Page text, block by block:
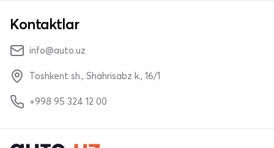
Kontaktlar
info@auto.uz
Toshkent sh., Shahrisabz k., 16/1
+998 95 324 12 00